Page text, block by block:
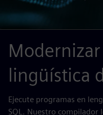
lingüística
Ejecute programas en
SQL. Nuestro compilador